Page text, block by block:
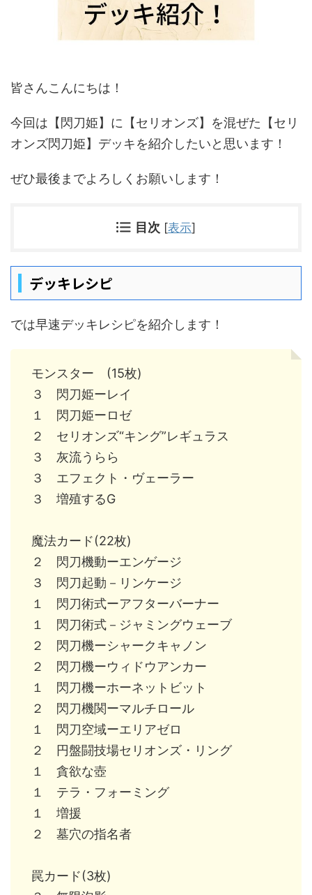
皆さんこんにちは！
今回は【閃刀姫】に【セリオンズ】を混ぜた【セリ
オンズ閃刀姫】デッキを紹介したいと思います！
ぜひ最後までよろしくお願いします！
目次 [表示]
デッキレシピ
では早速デッキレシピを紹介します！
モンスター (15枚)
３ 閃刀姫ーレイ
１ 閃刀姫ーロゼ
２ セリオンズ“キング”レギュラス
３ 灰流うらら
３ エフェクト・ヴェーラー
３ 増殖するG
魔法カード(22枚)
２ 閃刀機動ーエンゲージ
３ 閃刀起動－リンケージ
１ 閃刀術式ーアフターバーナー
１ 閃刀術式－ジャミングウェーブ
２ 閃刀機ーシャークキャノン
２ 閃刀機ーウィドウアンカー
１ 閃刀機ーホーネットビット
２ 閃刀機関ーマルチロール
１ 閃刀空域ーエリアゼロ
２ 円盤闘技場セリオンズ・リング
１ 貪欲な壺
１ テラ・フォーミング
１ 増援
２ 墓穴の指名者
罠カード(3枚)